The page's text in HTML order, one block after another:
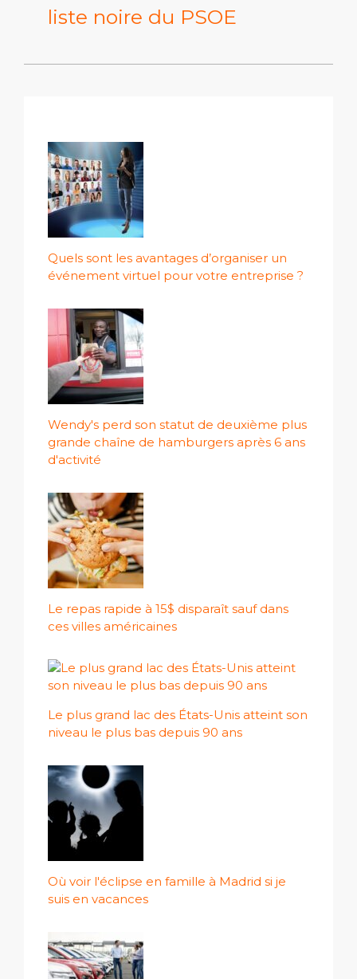
liste noire du PSOE
Quels sont les avantages d’organiser un
événement virtuel pour votre entreprise ?
Wendy's perd son statut de deuxième plus
grande chaîne de hamburgers après 6 ans
d'activité
Le repas rapide à 15$ disparaît sauf dans
ces villes américaines
Le plus grand lac des États-Unis atteint son
niveau le plus bas depuis 90 ans
Où voir l'éclipse en famille à Madrid si je
suis en vacances